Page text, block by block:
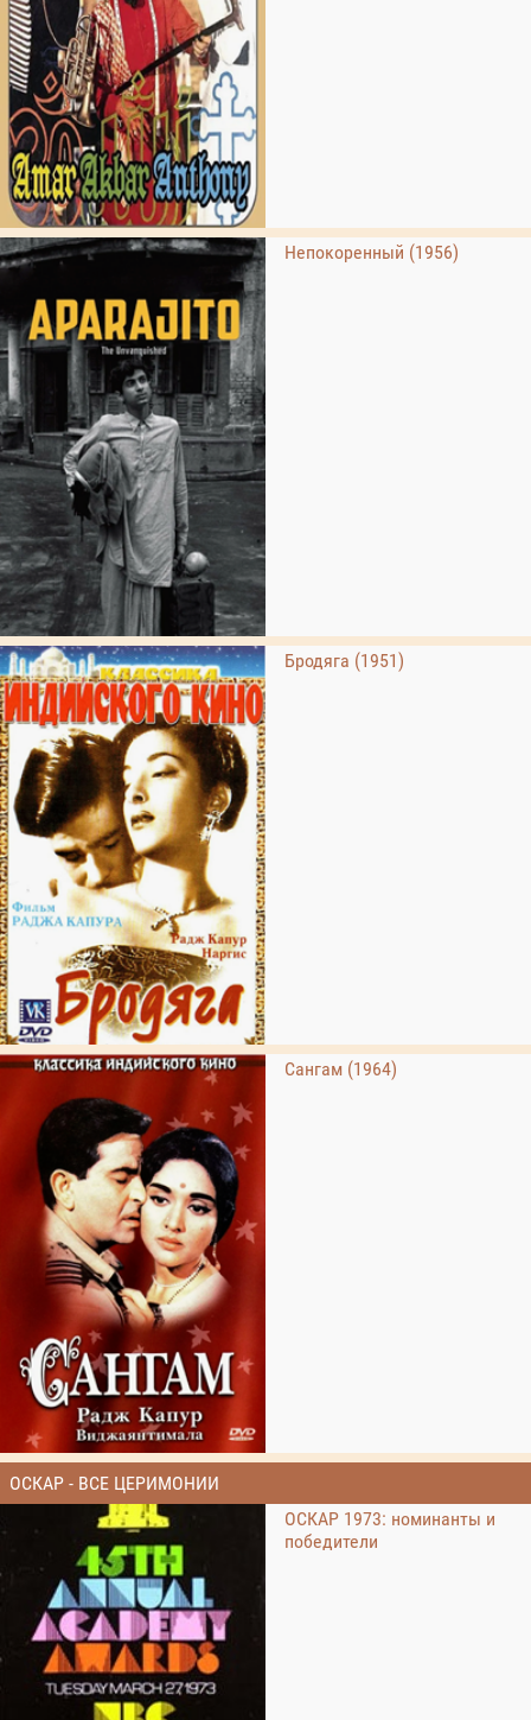
Непокоренный (1956)
Бродяга (1951)
Сангам (1964)
ОСКАР - ВСЕ ЦЕРИМОНИИ
ОСКАР 1973: номинанты и
победители